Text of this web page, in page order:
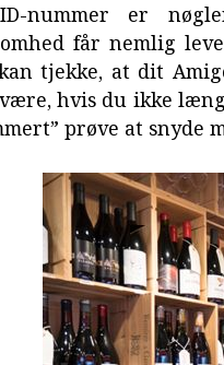
nummer er
får nemlig
tjekke, at dit
hvis du ikke
prøve at snyde